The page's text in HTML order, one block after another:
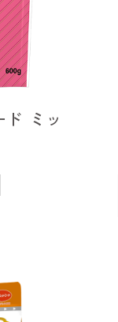
ミッ